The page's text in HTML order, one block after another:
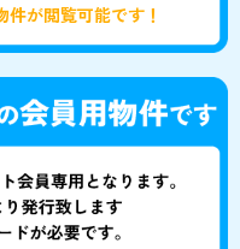
件が閲覧可能です！